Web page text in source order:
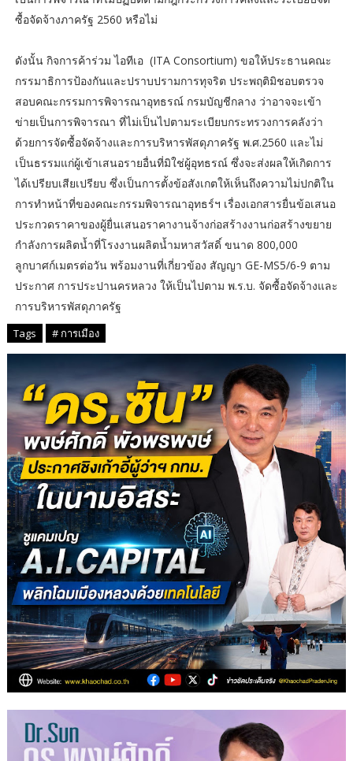
ซื้อจัดจ้างภาครัฐ 2560 หรือไม่
ดังนั้น กิจการค้าร่วม ไอทีเอ (ITA Consortium) ขอให้ประธานคณะ
กรรมาธิการป้องกันและปราบปรามการทุจริต ประพฤติมิชอบตรวจ
สอบคณะกรรมการพิจารณาอุทธรณ์ กรมบัญชีกลาง ว่าอาจจะเข้า
ข่ายเป็นการพิจารณา ที่ไม่เป็นไปตามระเบียบกระทรวงการคลังว่า
ด้วยการจัดซื้อจัดจ้างและการบริหารพัสดุภาครัฐ พ.ศ.2560 และไม่
เป็นธรรมแก่ผู้เข้าเสนอรายอื่นที่มิใช่ผู้อุทธรณ์ ซึ่งจะส่งผลให้เกิดการ
ได้เปรียบเสียเปรียบ ซึ่งเป็นการตั้งข้อสังเกตให้เห็นถึงความไม่ปกติใน
การทำหน้าที่ของคณะกรรมพิจารณาอุทธร์ฯ เรื่องเอกสารยื่นข้อเสนอ
ประกวดราคาของผู้ยื่นเสนอราคางานจ้างก่อสร้างงานก่อสร้างขยาย
กำลังการผลิตน้ำที่โรงงานผลิตน้ำมหาสวัสดิ์ ขนาด 800,000
ลูกบาศก์เมตรต่อวัน พร้อมงานที่เกี่ยวข้อง สัญญา GE-MS5/6-9 ตาม
ประกาศ การประปานครหลวง ให้เป็นไปตาม พ.ร.บ. จัดซื้อจัดจ้างและ
การบริหารพัสดุภาครัฐ
Tags # การเมือง